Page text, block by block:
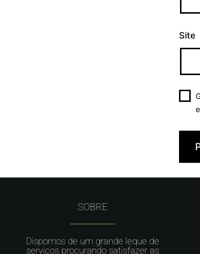
Site
SOBRE
Dispomos de um grande leque de
serviços procurando satisfazer as